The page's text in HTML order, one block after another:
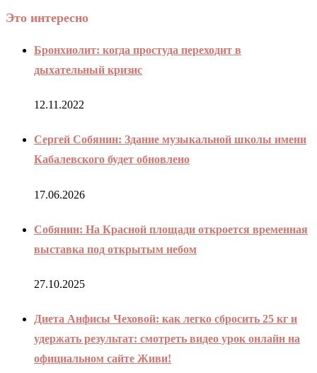
Это интересно
Бронхиолит: когда простуда переходит в
дыхательный кризис
12.11.2022
Сергей Собянин: Здание музыкальной школы имени
Кабалевского будет обновлено
17.06.2026
Собянин: На Красной площади откроется временная
выставка под открытым небом
27.10.2025
Диета Анфисы Чеховой: как легко сбросить 25 кг и
удержать результат: смотреть видео урок онлайн на
официальном сайте Живи!